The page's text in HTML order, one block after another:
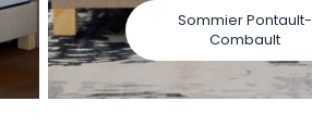
Sommier Pontault-
Combault